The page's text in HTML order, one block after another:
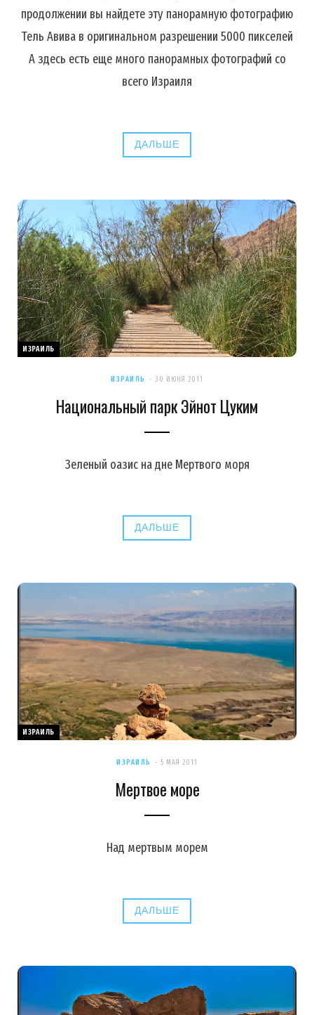
продолжении вы найдете эту панорамную фотографию
Тель Авива в оригинальном разрешении 5000 пикселей
А здесь есть еще много панорамных фотографий со
всего Израиля
ДАЛЬШЕ
ИЗРАИЛЬ
ИЗРАИЛЬ 30 ИЮНЯ 2011
Национальный парк Эйнот Цуким
Зеленый оазис на дне Мертвого моря
ДАЛЬШЕ
ИЗРАИЛЬ
ИЗРАИЛЬ 5 МАЯ 2011
Мертвое море
Над мертвым морем
ДАЛЬШЕ